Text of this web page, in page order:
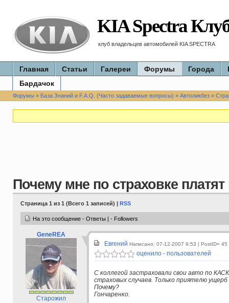
KIA Spectra
клуб владельцев автомобилей KIA SPECTRA
Главная Статьи Галереи Форумы Города
Бардачок
Форумы» База Знаний и F.A.Q. (Часто задаваемые вопросы) » Автоликбез»
Почему мне по страховке платят
Страница 1 из 1 (Всего 1 записей) | RSS
На это сообщение - Ответы | - Followers
GeneREA
Старожил
Евгений Написано: 07-12-2007 9:53 | PostID= 45
оценило - пользователей
С коллегой застраховали свои авто по
страховых случаев. Только приятелю
Почему?
Гончаренко.